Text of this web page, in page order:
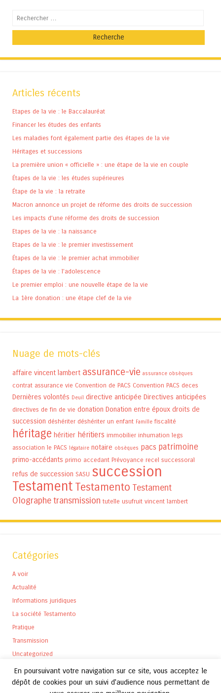
Recherche
Articles récents
Etapes de la vie : le Baccalauréat
Financer les études des enfants
Les maladies font également partie des étapes de la vie
Héritages et successions
La première union « officielle » : une étape de la vie en couple
Étapes de la vie : les études supérieures
Étape de la vie : la retraite
Macron annonce un projet de réforme des droits de succession
Les impacts d’une réforme des droits de succession
Etapes de la vie : la naissance
Etapes de la vie : le premier investissement
Étapes de la vie : le premier achat immobilier
Étapes de la vie : l’adolescence
Le premier emploi : une nouvelle étape de la vie
La 1ère donation : une étape clef de la vie
Nuage de mots-clés
affaire vincent lambert assurance-vie assurance obsèques
contrat assurance vie Convention de PACS Convention PACS deces
Dernières volontés Deuil directive anticipée Directives anticipées
directives de fin de vie donation Donation entre époux droits de
succession déshériter déshériter un enfant Famille fiscalité
héritage héritier héritiers immobilier inhumation legs
association le PACS légataire notaire obsèques pacs patrimoine
primo-accédants primo accedant Prévoyance recel successoral
refus de succession SASU succession
Testament Testamento Testament
Olographetransmission tutelle usufruit vincent lambert
Catégories
A voir
Actualité
Informations juridiques
La société Testamento
Pratique
Transmission
Uncategorized
En poursuivant votre navigation sur ce site, vous acceptez le
dépôt de cookies pour un suivi d'audience nous permettant de